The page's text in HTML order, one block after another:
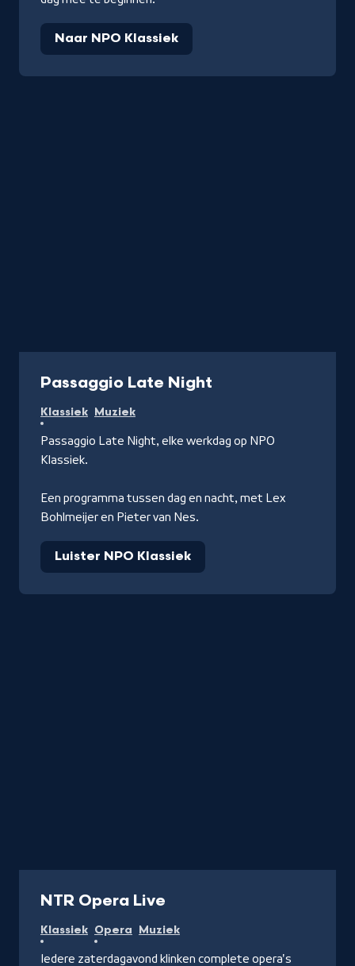
Naar NPO Klassiek
Passaggio Late Night
Klassiek Muziek
Passaggio Late Night, elke werkdag op NPO
Klassiek.
Een programma tussen dag en nacht, met Lex
Bohlmeijer en Pieter van Nes.
Luister NPO Klassiek
NTR Opera Live
Klassiek Opera Muziek
Iedere zaterdagavond klinken complete opera's